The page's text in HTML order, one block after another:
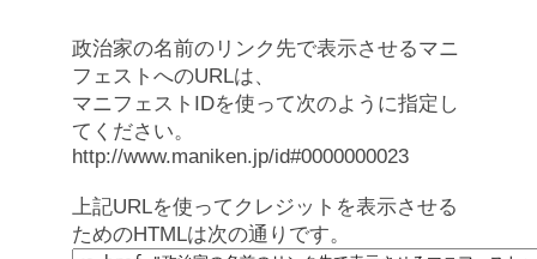
政治家の名前のリンク先で表示させるマニ
フェストへのURLは、
マニフェストIDを使って次のように指定し
てください。
http://www.maniken.jp/id#0000000023
上記URLを使ってクレジットを表示させる
ためのHTMLは次の通りです。